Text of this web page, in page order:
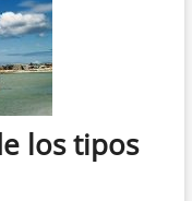
los tipos